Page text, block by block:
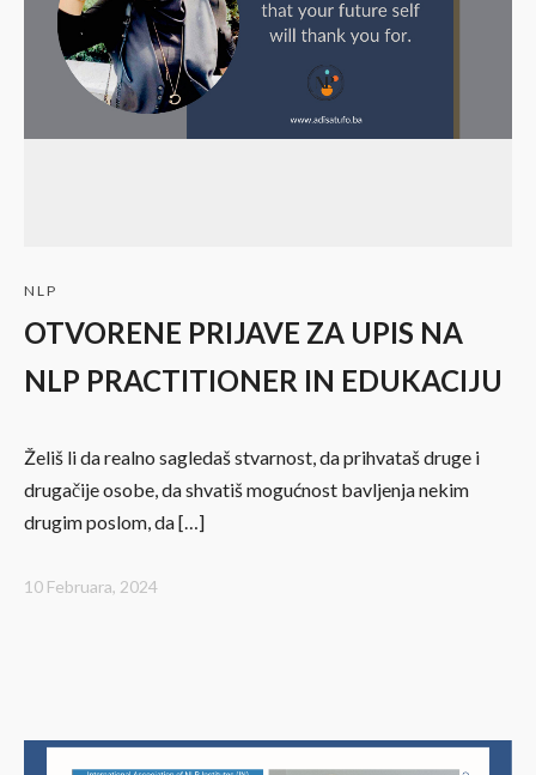
NLP
OTVORENE PRIJAVE ZA UPIS NA
NLP PRACTITIONER IN EDUKACIJU
Želiš li da realno sagledaš stvarnost, da prihvataš druge i
drugačije osobe, da shvatiš mogućnost bavljenja nekim
drugim poslom, da […]
10 Februara, 2024